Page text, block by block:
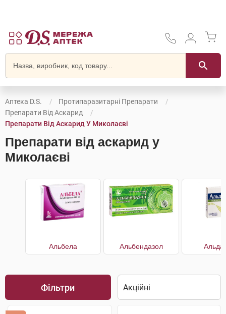
Аптека D.S.
Протипаразитарні Препарати
Препарати Від Аскарид
Препарати Від Аскарид У Миколаєві
Препарати від аскарид у
Миколаєві
Альбела Альбендазол
Фільтри